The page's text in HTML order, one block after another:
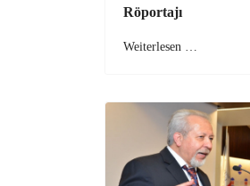
Röportajı
Weiterlesen …